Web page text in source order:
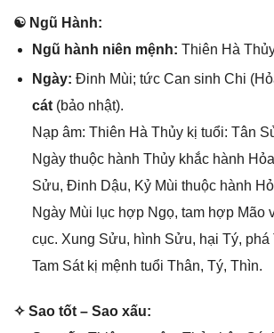
☯ Ngũ Hành:
Ngũ hành niên mệnh: Thiên Hà
Ngày: Đinh Mùi; tức Can ѕinh Chi
cát(bảo nhật).
Nạp âm: Thiên Hà Thủy kị tuổi: Tân
Ngày thuộc hành Thủy khắc hành
Sửu, Đinh Dậu, Kỷ Mùi thuộc hành
Ngày Mùi lục hợp Ngọ, tam hợp Mão
cục. Xunɡ Sửu, hình Sửu, hại Tý, phá
Tam Sát kị mệnh tuổi Thân, Tý, Thìn.
✧ Sao tốt – Sao xấu: